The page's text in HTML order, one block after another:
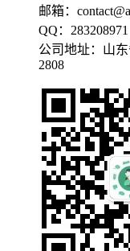
邮箱：
QQ：283208971
公司地址：山
2808